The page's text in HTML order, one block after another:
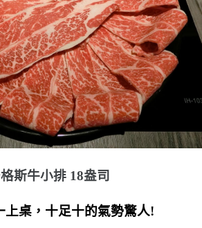
斯牛小排 18盎司
上桌，十足十的氣勢驚人!